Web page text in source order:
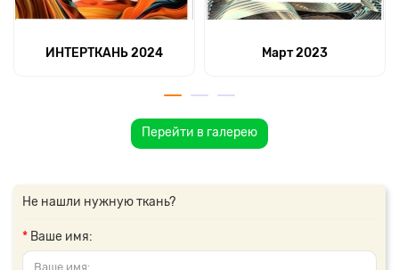
ИНТЕРТКАНЬ 2024 Март 2023
Перейти в галерею
Не нашли нужную ткань?
Ваше имя: